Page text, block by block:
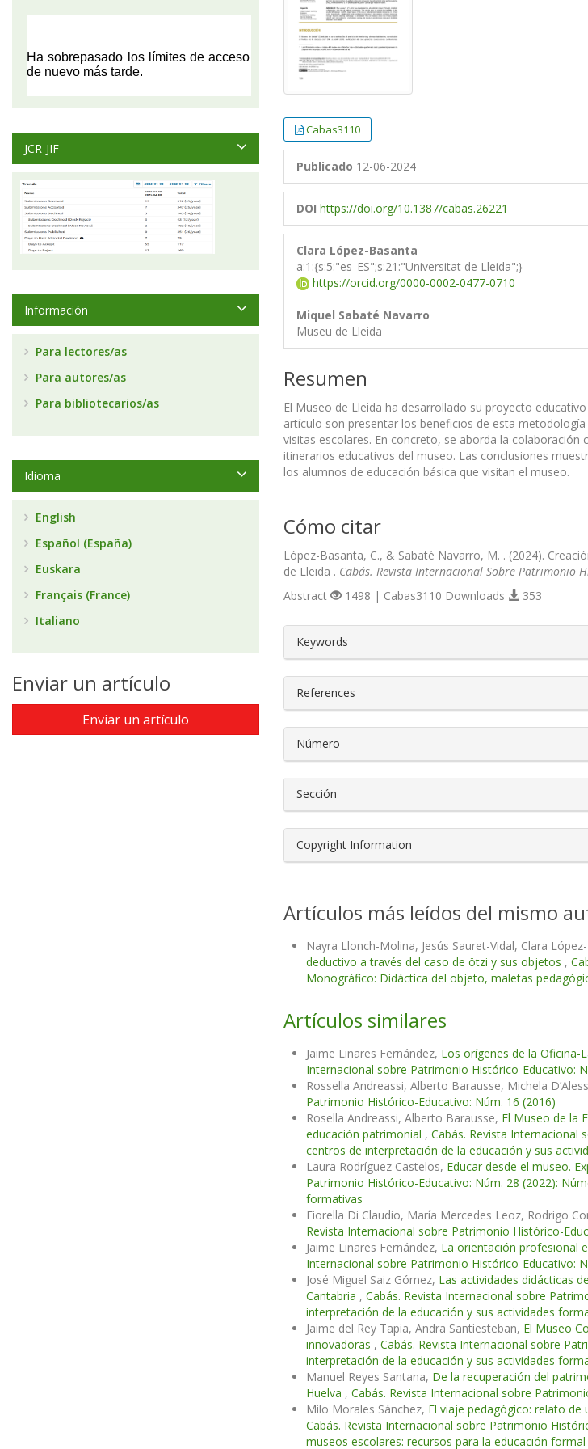
Cabas3110
Publicado 12-06-2024
DOI https://doi.org/10.1387/cabas.26221
Clara López-Basanta
a:1:{s:5:"es_ES";s:21:"Universitat de Lleida";}
https://orcid.org/0000-0002-0477-0710
Miquel Sabaté Navarro
Museu de Lleida
Resumen
El Museo de Lleida ha desarrollado su proyecto
artículo son presentar los beneficios de esta
visitas escolares. En concreto, se aborda la
itinerarios educativos del museo. Las conclusiones
los alumnos de educación básica que visitan el museo.
Cómo citar
López-Basanta, C., & Sabaté Navarro, M. . (2024).
de Lleida . Cabás. Revista Internacional Sobre Patrimonio
Abstract 1498 | Cabas3110 Downloads 353
Keywords
References
Número
Sección
Copyright Information
Artículos más leídos del mismo
Nayra Llonch-Molina, Jesús Sauret-Vidal, Clara
deductivo a través del caso de ötzi y sus objetos ,
Monográfico: Didáctica del objeto, maletas
Artículos similares
Jaime Linares Fernández, Los orígenes de la Oficina-
Internacional sobre Patrimonio Histórico-Educativo:
Rossella Andreassi, Alberto Barausse, Michela
Patrimonio Histórico-Educativo: Núm. 16 (2016)
Rosella Andreassi, Alberto Barausse, El Museo de la
educación patrimonial , Cabás. Revista
centros de interpretación de la educación y sus
Laura Rodríguez Castelos, Educar desde el museo.
Patrimonio Histórico-Educativo: Núm. 28 (2022):
formativas
Fiorella Di Claudio, María Mercedes Leoz, Rodrigo
Revista Internacional sobre Patrimonio Histórico-
Jaime Linares Fernández, La orientación profesional
Internacional sobre Patrimonio Histórico-Educativo:
José Miguel Saiz Gómez, Las actividades didácticas
Cantabria , Cabás. Revista Internacional sobre
interpretación de la educación y sus actividades
Jaime del Rey Tapia, Andra Santiesteban, El Museo
innovadoras , Cabás. Revista Internacional sobre
interpretación de la educación y sus actividades
Manuel Reyes Santana, De la recuperación del
Huelva , Cabás. Revista Internacional sobre
Milo Morales Sánchez, El viaje pedagógico: relato
Cabás. Revista Internacional sobre Patrimonio
museos escolares: recursos para la educación formal
JCR-JIF
Información
Para lectores/as
Para autores/as
Para bibliotecarios/as
Idioma
English
Español (España)
Euskara
Français (France)
Italiano
Enviar un artículo
Enviar un artículo